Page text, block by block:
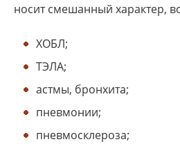
носит смешанный характер,
ХОБЛ;
ТЭЛА;
астмы, бронхита;
пневмонии;
пневмосклероза;